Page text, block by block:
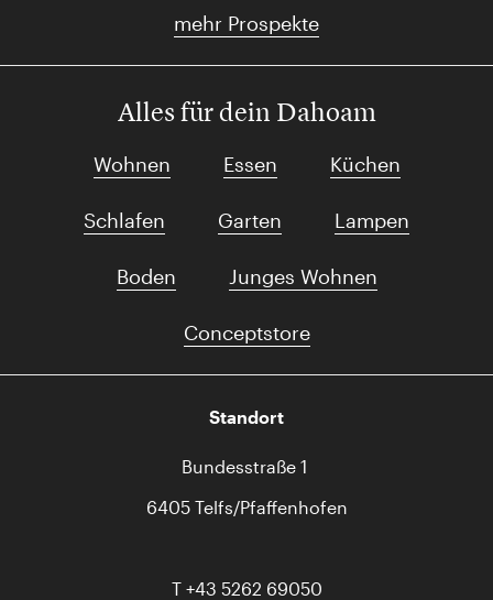
mehr Prospekte
Alles für dein Dahoam
Wohnen Essen Küchen
Schlafen Garten Lampen
Boden Junges Wohnen
Conceptstore
Standort
Bundesstraße 1
6405 Telfs/Pfaffenhofen
T +43 5262 69050